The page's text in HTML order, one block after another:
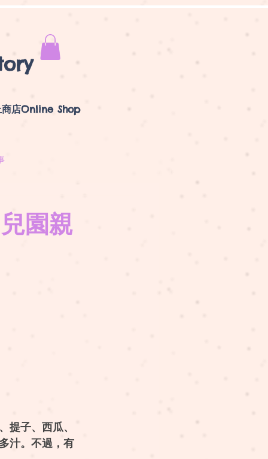
商店Online Shop
園親
子、西瓜、
汁。不過，有